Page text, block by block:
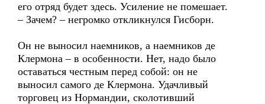
его отряд будет здесь. Усиление не помешает.
– Зачем? – негромко откликнулся Гисборн.
Он не выносил наемников, а наемников де
Клермона – в особенности. Нет, надо было
оставаться честным перед собой: он не
выносил самого де Клермона. Удачливый
торговец из Нормандии, сколотивший